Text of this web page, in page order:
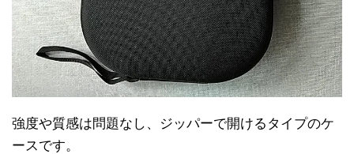
強度や質感は問題なし、ジッパーで開けるタイプのケ
ースです。